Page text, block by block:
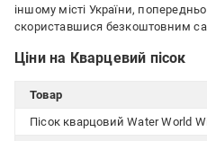
іншому місті України,
скориставшися безкоштовним
Ціни на Кварцевий пісок
Товар
Пісок кварцовий Water World